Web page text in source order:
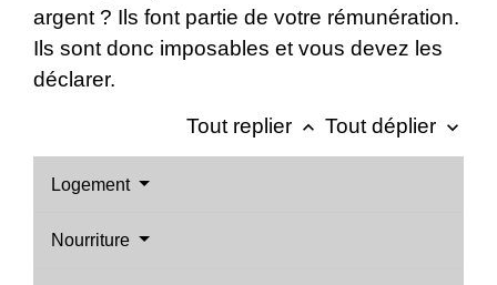
argent ? Ils font partie de votre rémunération.
Ils sont donc imposables et vous devez les
déclarer.
Tout replier keyboard_arrow_up Tout déplier keyboard_arrow_down
Logement
Nourriture